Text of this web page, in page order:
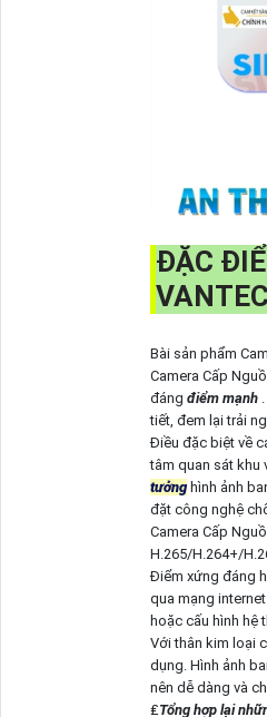
ĐẶC
Bài sản phẩm
Camera Cấp
đáng điểm mạnh.
tiết, đem lại trải
Điều đặc biệt về
tâm quan sát khu
tưởnghình ảnh
đặt công nghệ
Camera Cấp
H.265/H.264+/
Điểm xứng đáng
qua mạng
hoặc cấu hình hệ
Với thân kim loại
dụng. Hình ảnh
nên dễ dàng và
₤Tổng hợp lại